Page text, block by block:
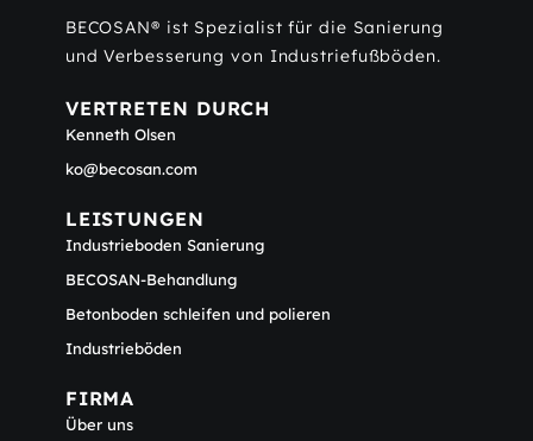
BECOSAN® ist Spezialist für die Sanierung
und Verbesserung von Industriefußböden.
VERTRETEN DURCH
Kenneth Olsen
ko@becosan.com
LEISTUNGEN
Industrieboden Sanierung
BECOSAN-Behandlung
Betonboden schleifen und polieren
Industrieböden
FIRMA
Über uns